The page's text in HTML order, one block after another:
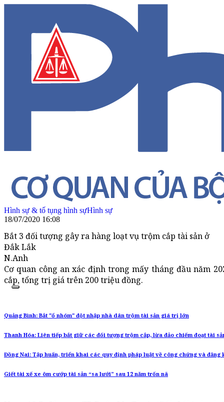
Hình sự & tố tụng hình sựHình sự
18/07/2020 16:08
Bắt 3 đối tượng gây ra hàng loạt vụ trộm cắp tài sản ở
Đắk Lắk
N.Anh
Cơ quan công an xác định trong mấy tháng đầu năm
cắp, tổng trị giá trên 200 triệu đồng.
Quảng Bình: Bắt "ổ nhóm" đột nhập nhà dân trộm tài sản giá trị lớn
Thanh Hóa: Liên tiếp bắt giữ các đối tượng trộm cắp, lừa đảo chiếm đoạt tài
Đồng Nai: Tập huấn, triển khai các quy định pháp luật về công chứng và đăng
Giết tài xế xe ôm cướp tài sản “sa lưới” sau 12 năm trốn nã